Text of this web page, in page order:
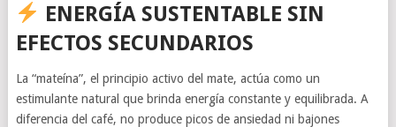
ENERGÍA SUSTENTABLE SIN
EFECTOS SECUNDARIOS
La “mateína”, el principio activo del mate, actúa como un
estimulante natural que brinda energía constante y equilibrada. A
diferencia del café, no produce picos de ansiedad ni bajones